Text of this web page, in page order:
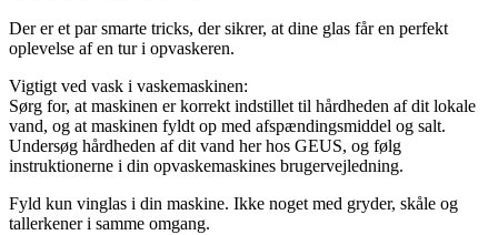
Der er et par smarte tricks, der sikrer, at dine glas får en perfekt
oplevelse af en tur i opvaskeren.
Vigtigt ved vask i vaskemaskinen:
Sørg for, at maskinen er korrekt indstillet til hårdheden af dit lokale
vand, og at maskinen fyldt op med afspændingsmiddel og salt.
Undersøg hårdheden af dit vand her hos GEUS, og følg
instruktionerne i din opvaskemaskines brugervejledning.
Fyld kun vinglas i din maskine. Ikke noget med gryder, skåle og
tallerkener i samme omgang.